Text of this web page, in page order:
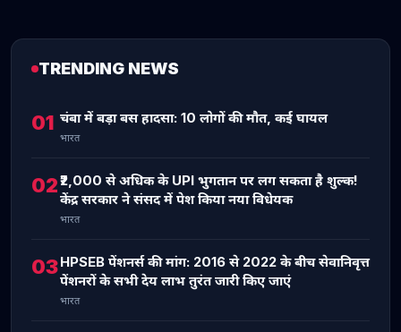
TRENDING NEWS
01 चंबा में बड़ा बस हादसा: 10 लोगों की मौत, कई घायल
भारत
02₹2,000 से अधिक के UPI भुगतान पर लग सकता है शुल्क!
केंद्र सरकार ने संसद में पेश किया नया विधेयक
भारत
03HPSEB पेंशनर्स की मांग: 2016 से 2022 के बीच सेवानिवृत्त
पेंशनरों के सभी देय लाभ तुरंत जारी किए जाएं
भारत